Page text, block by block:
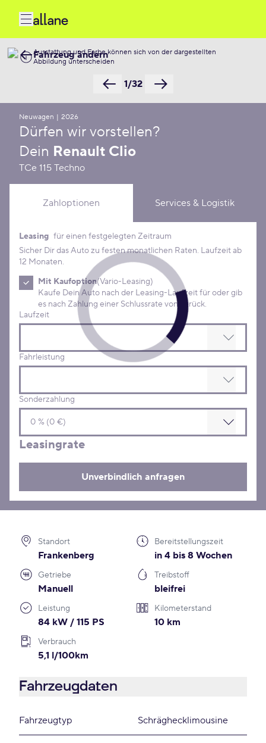
Ausstattung und Farbe können sich von der dargestellten
Abbildung unterscheiden
1/32
Fahrzeug ändern
Neuwagen | 2026
Dürfen wir vorstellen?
Dein Renault Clio
TCe 115 Techno
Zahloptionen Services & Logistik
Leasing Konditionen
Leasing für einen festgelegten Zeitraum
Sicher Dir das Auto zu festen monatlichen Raten. Laufzeit ab
12 Monaten.
Mit Kaufoption(Vario-Leasing)
Kaufe Dein Auto nach der Leasing-Laufzeit für oder gib
es nach Zahlung einer Schlussrate von zurück.
Laufzeit
Fahrleistung
Sonderzahlung
Leasingrate
Unverbindlich anfragen
Standort
Frankenberg
Bereitstellungszeit
in 4 bis 8 Wochen
Getriebe
Manuell
Treibstoff
bleifrei
Leistung
84 kW / 115 PS
Kilometerstand
10 km
Verbrauch
5,1 l/100km
Fahrzeugdaten
Fahrzeugtyp Schräghecklimousine